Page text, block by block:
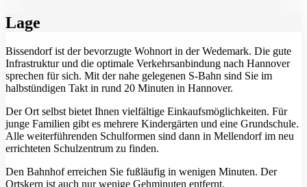
Lage
Bissendorf ist der bevorzugte Wohnort in der Wedemark. Die gute
Infrastruktur und die optimale Verkehrsanbindung nach Hannover
sprechen für sich. Mit der nahe gelegenen S-Bahn sind Sie im
halbstündigen Takt in rund 20 Minuten in Hannover.
Der Ort selbst bietet Ihnen vielfältige Einkaufsmöglichkeiten. Für
junge Familien gibt es mehrere Kindergärten und eine Grundschule.
Alle weiterführenden Schulformen sind dann in Mellendorf im neu
errichteten Schulzentrum zu finden.
Den Bahnhof erreichen Sie fußläufig in wenigen Minuten. Der
Ortskern ist auch nur wenige Gehminuten entfernt.